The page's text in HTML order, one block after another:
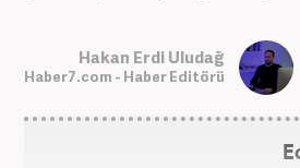
Hakan Erdi Uludağ
Haber7.com - Haber Editörü